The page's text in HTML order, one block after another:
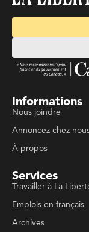
Informations
Nous joindre
Annoncez chez
À propos
Services
Travailler à La
Emplois en français
Archives